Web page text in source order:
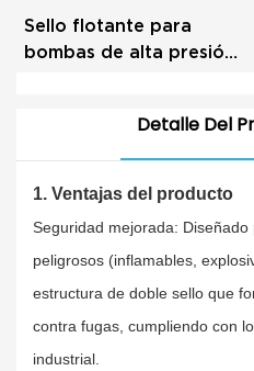
Sello flotante para
bombas de alta presión
Detalle Del
1. Ventajas del producto
Seguridad mejorada:
peligrosos (inflamables,
estructura de doble sello que
contra fugas, cumpliendo con
industrial.